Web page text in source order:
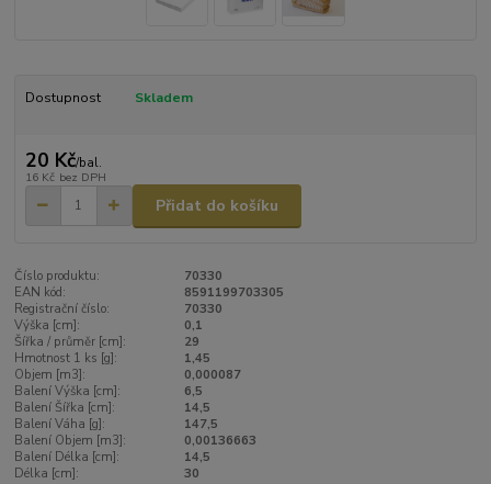
Dostupnost Skladem
20 Kč/bal.
16 Kč bez DPH
Přidat do košíku
Číslo produktu:
70330
EAN kód:
8591199703305
Registrační číslo:
70330
Výška [cm]:
0,1
Šířka / průměr [cm]:
29
Hmotnost 1 ks [g]:
1,45
Objem [m3]:
0,000087
Balení Výška [cm]:
6,5
Balení Šířka [cm]:
14,5
Balení Váha [g]:
147,5
Balení Objem [m3]:
0,00136663
Balení Délka [cm]:
14,5
Délka [cm]:
30